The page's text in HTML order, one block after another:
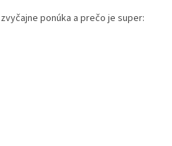
ponúka a prečo je super: